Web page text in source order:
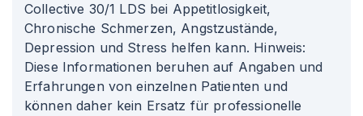
Collective 30/1 LDS bei Appetitlosigkeit,
Chronische Schmerzen, Angstzustände,
Depression und Stress helfen kann. Hinweis:
Diese Informationen beruhen auf Angaben und
Erfahrungen von einzelnen Patienten und
können daher kein Ersatz für professionelle